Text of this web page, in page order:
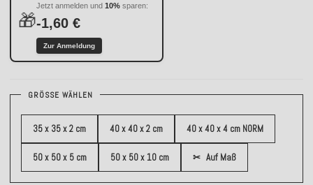
🎁
Jetzt anmelden und 10% sparen:
-1,60 €
Zur Anmeldung
GRÖSSE WÄHLEN
35 x 35 x 2 cm 40 x 40 x 2 cm 40 x 40 x 4 cm NORM
50 x 50 x 5 cm 50 x 50 x 10 cm ✂ Auf Maß